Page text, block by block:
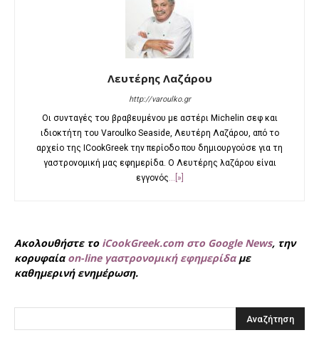
Λευτέρης Λαζάρου
http://varoulko.gr
Οι συνταγές του βραβευμένου με αστέρι Michelin σεφ και
ιδιοκτήτη του Varoulko Seaside, Λευτέρη Λαζάρου, από το
αρχείο της ΙCookGreek την περίοδο που δημιουργούσε για τη
γαστρονομική μας εφημερίδα. Ο Λευτέρης λαζάρου είναι
εγγονός...[»]
Ακολουθήστε το iCookGreek.com στο Google News, την
κορυφαία on-line γαστρονομική εφημερίδαμε
καθημερινή ενημέρωση.